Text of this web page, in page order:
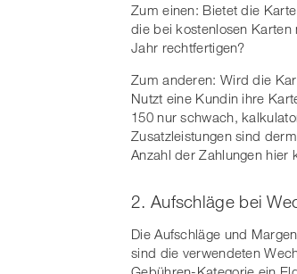
Zum einen: Bietet die
die bei kostenlosen
Jahr rechtfertigen?
Zum anderen: Wird die
Nutzt eine Kundin ihre
150 nur schwach,
Zusatzleistungen sind
Anzahl der Zahlungen hier
2. Aufschläge bei
Die Aufschläge und
sind die verwendeten